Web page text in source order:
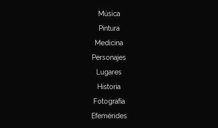
Música
Pintura
Medicina
Personajes
Lugares
Historia
Fotografía
Efemérides